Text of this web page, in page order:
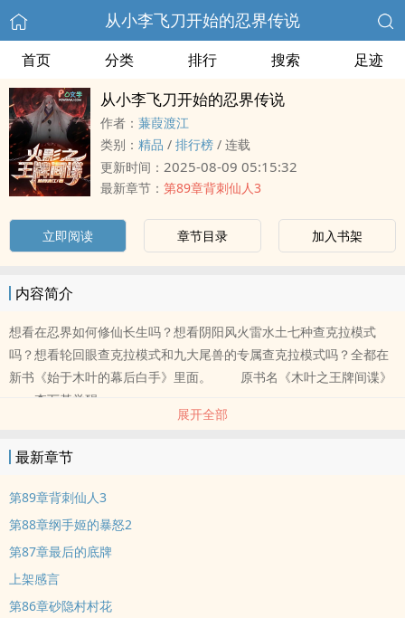
从小李飞刀开始的忍界传说
首页 分类 排行 搜索 足迹
从小李飞刀开始的忍界传说
作者： 蒹葭渡江
类别： 精品 / 排行榜 / 连载
更新时间： 2025-08-09 05:15:32
最新章节： 第89章背刺仙人3
立即阅读 章节目录 加入书架
内容简介
想看在忍界如何修仙长生吗？想看阴阳风火雷水土七种查克拉模式
吗？想看轮回眼查克拉模式和九大尾兽的专属查克拉模式吗？全都在
新书《始于木叶的幕后白手》里面。 原书名《木叶之王牌间谍》
李万基觉醒
展开全部
最新章节
第89章背刺仙人3
第88章纲手姬的暴怒2
第87章最后的底牌
上架感言
第86章砂隐村村花